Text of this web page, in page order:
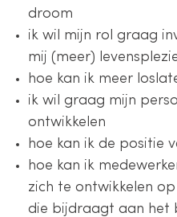
droom
ik wil mijn rol graag
mij (meer)
hoe kan ik meer
ik wil graag mijn
ontwikkelen
hoe kan ik de positie
hoe kan ik
zich te ontwikkelen
die bijdraagt aan het